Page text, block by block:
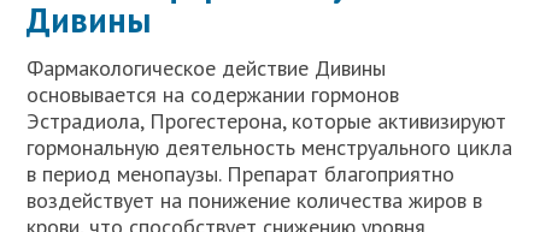
Дивины
Фармакологическое действие Дивины
основывается на содержании гормонов
Эстрадиола, Прогестерона, которые активизируют
гормональную деятельность менструального цикла
в период менопаузы. Препарат благоприятно
воздействует на понижение количества жиров в